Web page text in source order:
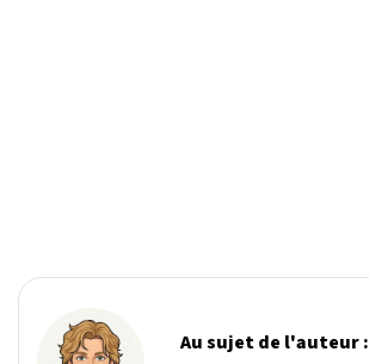
Au sujet de l'auteur :